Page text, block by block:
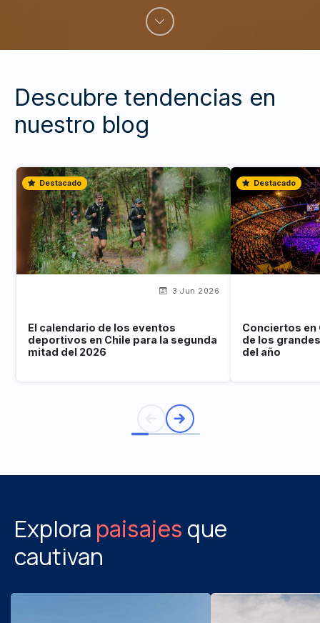
Descubre tendencias en
nuestro blog
Destacado
3 Jun 2026
El calendario de los eventos
deportivos en Chile para la segunda
mitad del 2026
Destacado
Conciertos en
de los
del año
Explora paisajes que
cautivan